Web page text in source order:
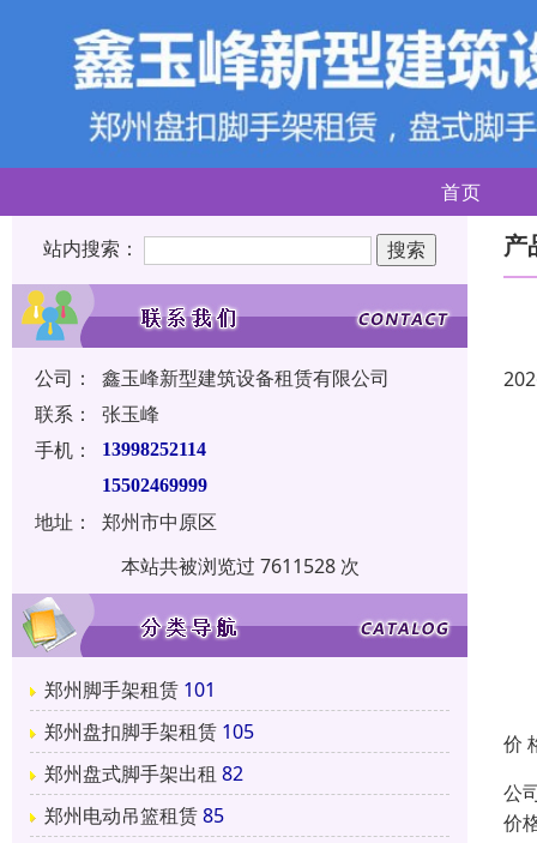
首页
站内搜索：
公司：
鑫玉峰新型建筑设备租赁有限公司
联系：
张玉峰
手机：
13998252114
15502469999
地址：
郑州市中原区
本站共被浏览过 7611528 次
郑州脚手架租赁 101
郑州盘扣脚手架租赁 105
郑州盘式脚手架出租 82
郑州电动吊篮租赁85
产
价
公
价